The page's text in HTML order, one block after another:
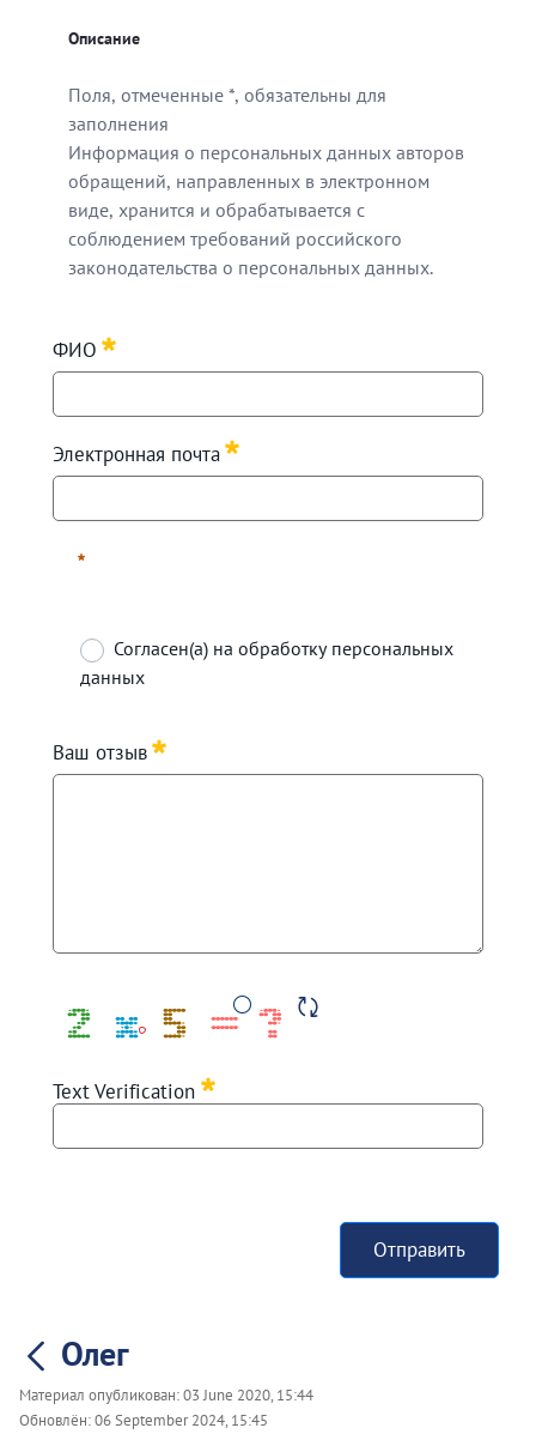
Описание
Поля, отмеченные *, обязательны для
заполнения
Информация о персональных данных авторов
обращений, направленных в электронном
виде, хранится и обрабатывается с
соблюдением требований российского
законодательства о персональных данных.
Информация о персональных данных авторов
ФИО
Электронная почта
Согласен(а) на обработку персональных
данных
Ваш отзыв
Text Verification
Отправить
Олег
Материал опубликован:03 June 2020, 15:44
Обновлён:06 September 2024, 15:45